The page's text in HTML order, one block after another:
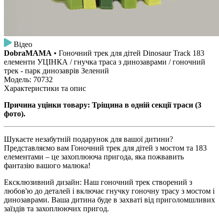
Відео
DobraMAMA • Гоночний трек для дітей Dinosaur Track 183
елементи УЦІНКА / гнучка траса з динозаврами / гоночний
трек - парк динозаврів Зелений
Модель: 70732
Характеристики та опис
Причина уцінки товару: Тріщина в одній секції траси (3
фото).
Шукаєте незабутній подарунок для вашої дитини?
Представляємо вам Гоночний трек для дітей з мостом та 183
елементами – це захоплююча пригода, яка пожвавить
фантазію вашого малюка!
Ексклюзивний дизайн: Наш гоночний трек створений з
любов'ю до деталей і включає гнучку гоночну трасу з мостом і
динозаврами. Ваша дитина буде в захваті від приголомшливих
заїздів та захоплюючих пригод.